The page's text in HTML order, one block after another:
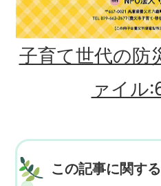
子育て世代の防
ァイル
この記事に関す